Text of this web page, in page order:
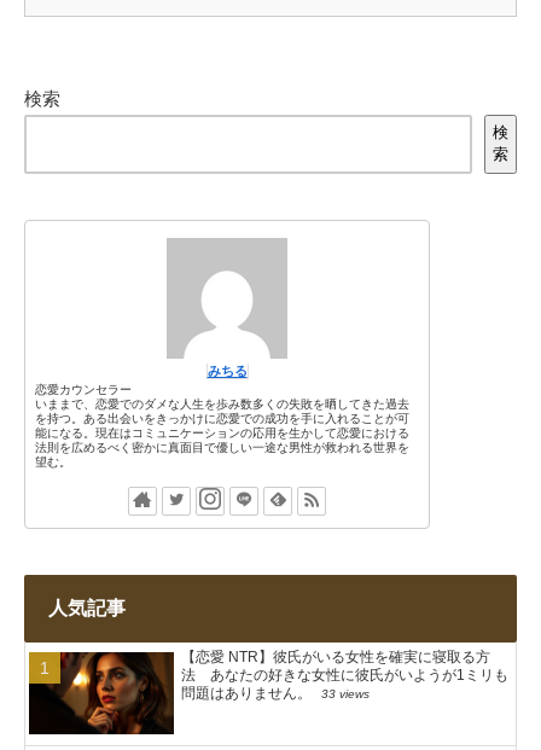
検索
検
索
みちる
恋愛カウンセラー
いままで、恋愛でのダメな人生を歩み数多くの失敗を晒してきた過去
を持つ。ある出会いをきっかけに恋愛での成功を手に入れることが可
能になる。現在はコミュニケーションの応用を生かして恋愛における
法則を広めるべく密かに真面目で優しい一途な男性が救われる世界を
望む。
人気記事
【恋愛 NTR】彼氏がいる女性を確実に寝取る方
法 あなたの好きな女性に彼氏がいようが1ミリも
問題はありません。
33 views